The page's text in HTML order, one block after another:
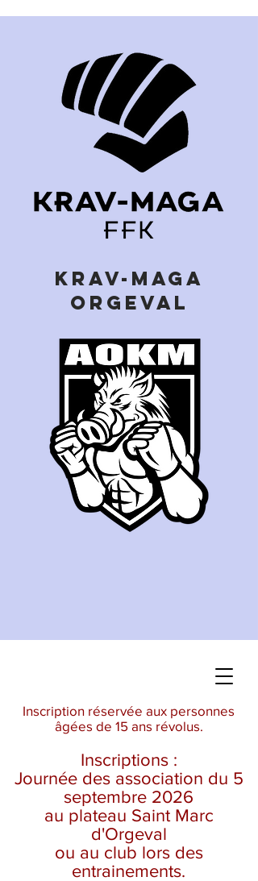
KRAV-MAGA
ORGEVAL
Inscription réservée aux personnes
âgées de 15 ans révolus.
Inscriptions :
Journée des association du 5
septembre 2026
au plateau Saint Marc
d'Orgeval
ou au club lors des
entrainements.